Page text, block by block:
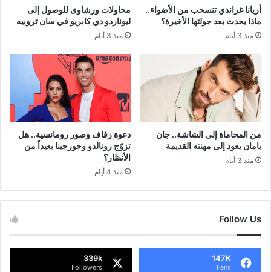
أريانا غراندي تنسحب من الأضواء..
ماذا يحدث بعد جولتها الأخيرة؟
منذ 3 أيام
محاولات ورشاوى للوصول إلى
ليوناردو دي كابريو في سان تروبيه
منذ 3 أيام
من المحاماة إلى الشاشة.. جان
يامان يعود إلى مهنته القديمة
منذ 3 أيام
دعوة زفاف وصور رومانسية.. هل
تزوّج رونالدو وجورجينا بعيداً من
الأنظار؟
منذ 4 أيام
Follow Us
147K
Fans
339k
Followers